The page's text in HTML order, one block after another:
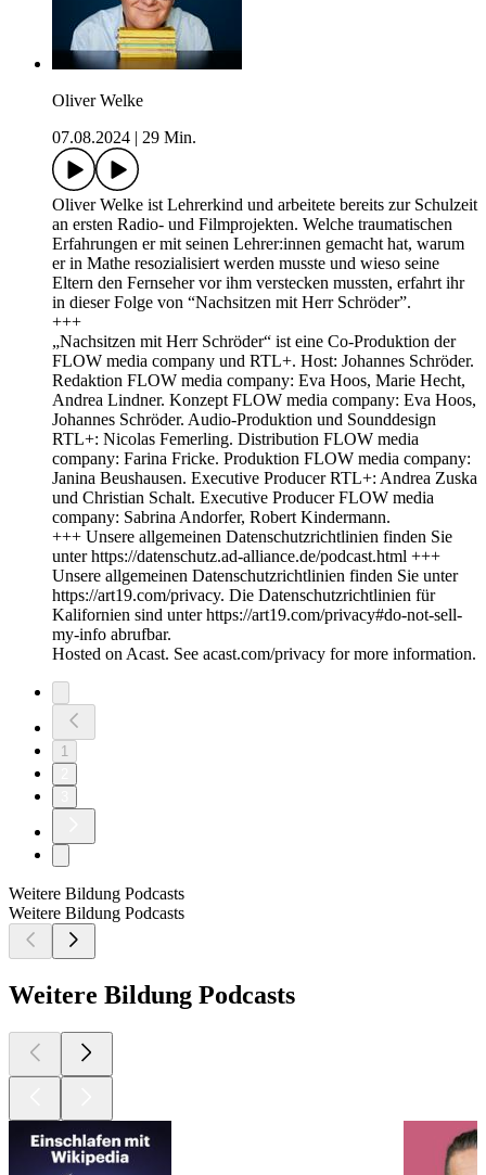
Oliver Welke
07.08.2024
29 Min.
Oliver Welke ist Lehrerkind und arbeitete bereits zur Schulzeit
an ersten Radio- und Filmprojekten. Welche traumatischen
Erfahrungen er mit seinen Lehrer:innen gemacht hat, warum
er in Mathe resozialisiert werden musste und wieso seine
Eltern den Fernseher vor ihm verstecken mussten, erfahrt ihr
in dieser Folge von “Nachsitzen mit Herr Schröder”.
+++
„Nachsitzen mit Herr Schröder“ ist eine Co-Produktion der
FLOW media company und RTL+. Host: Johannes Schröder.
Redaktion FLOW media company: Eva Hoos, Marie Hecht,
Andrea Lindner. Konzept FLOW media company: Eva Hoos,
Johannes Schröder. Audio-Produktion und Sounddesign
RTL+: Nicolas Femerling. Distribution FLOW media
company: Farina Fricke. Produktion FLOW media company:
Janina Beushausen. Executive Producer RTL+: Andrea Zuska
und Christian Schalt. Executive Producer FLOW media
company: Sabrina Andorfer, Robert Kindermann.
+++ Unsere allgemeinen Datenschutzrichtlinien finden Sie
unter https://datenschutz.ad-alliance.de/podcast.html +++
Unsere allgemeinen Datenschutzrichtlinien finden Sie unter
https://art19.com/privacy. Die Datenschutzrichtlinien für
Kalifornien sind unter https://art19.com/privacy#do-not-sell-
my-info abrufbar.
Hosted on Acast. See acast.com/privacy for more information.
1
Weitere Bildung Podcasts
Weitere Bildung Podcasts
Weitere Bildung Podcasts